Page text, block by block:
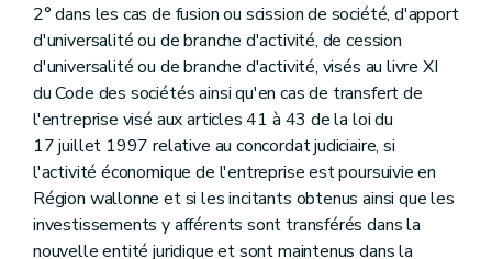
2° dans les cas de fusion ou scission de société, d'apport
d'universalité ou de branche d'activité, de cession
d'universalité ou de branche d'activité, visés au livre XI
du Code des sociétés ainsi qu'en cas de transfert de
l'entreprise visé aux articles 41 à 43 de la loi du
17 juillet 1997 relative au concordat judiciaire, si
l'activité économique de l'entreprise est poursuivie en
Région wallonne et si les incitants obtenus ainsi que les
investissements y afférents sont transférés dans la
nouvelle entité juridique et sont maintenus dans la